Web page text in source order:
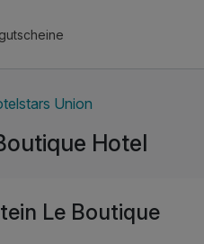
Union
Hotel
Le Boutique